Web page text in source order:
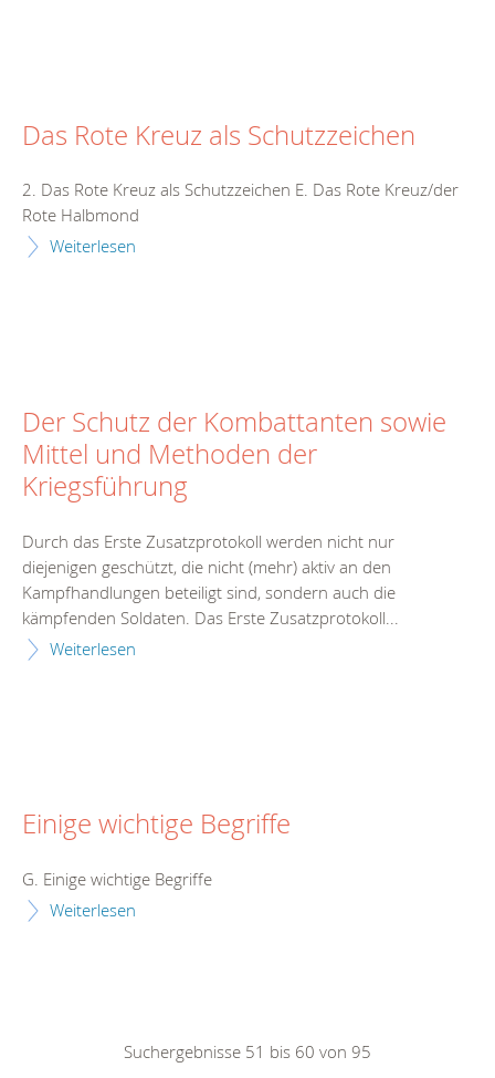
Das Rote Kreuz als Schutzzeichen
2. Das Rote Kreuz als Schutzzeichen E. Das Rote Kreuz/der
Rote Halbmond
Weiterlesen
Der Schutz der Kombattanten sowie
Mittel und Methoden der
Kriegsführung
Durch das Erste Zusatzprotokoll werden nicht nur
diejenigen geschützt, die nicht (mehr) aktiv an den
Kampfhandlungen beteiligt sind, sondern auch die
kämpfenden Soldaten. Das Erste Zusatzprotokoll...
Weiterlesen
Einige wichtige Begriffe
G. Einige wichtige Begriffe
Weiterlesen
Suchergebnisse 51 bis 60 von 95